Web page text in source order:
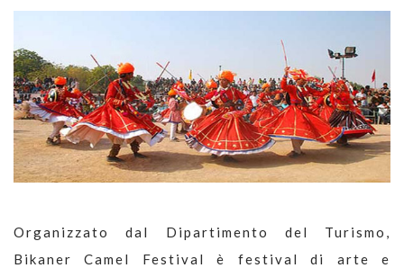
Organizzato dal Dipartimento del Turismo,
Bikaner Camel Festival è festival di arte e